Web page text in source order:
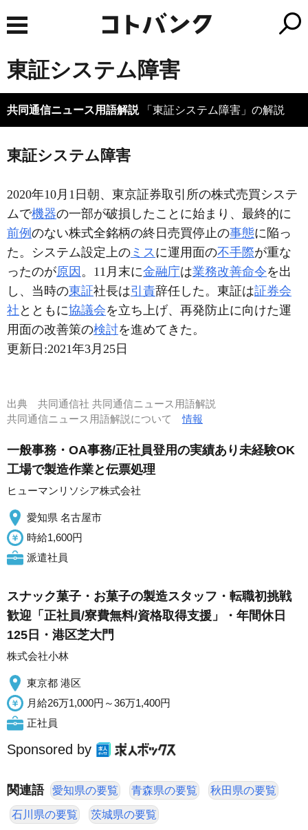
東証システム障害
共同通信ニュース用語解説「東証システム障害」の解説
東証システム障害
2020年10月1日朝、東京証券取引所の株式売買システ
ムで機器の一部が破損したことに始まり、最終的に
前例 のない株式全銘柄の終日売買停止の事態に陥っ
た。システム設定上の ミスに運用面の不手際が重な
ったのが原因 。11月末に金融庁は業務改善命令を出
し、当時の東証社長は引責辞任した。東証は証券会
社 とともに協議会を立ち上げ、再発防止に向けた運
用面の改善策の検討を進めてきた。
更新日:2021年3月25日
出典 共同通信社 共同通信ニュース用語解説
共同通信ニュース用語解説について情報
一般事務・OA事務/正社員登用の実績あり未経験OK
工場で製造作業と伝票処理
ヒューマンリソシア株式会社
愛知県 名古屋市
時給1,600円
派遣社員
スナック菓子・お菓子の製造スタッフ・転職初挑戦
歓迎「正社員/寮費無料/資格取得支援」・年間休日
125日・港区芝大門
株式会社小林
東京都 港区
月給26万1,000円～36万1,400円
正社員
Sponsored by
関連語 愛知県の要覧 青森県の要覧 秋田県の要覧
石川県の要覧 茨城県の要覧